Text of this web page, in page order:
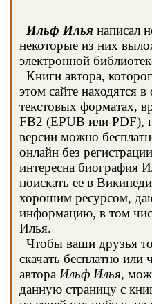
Ильф Илья написал
некоторые из них
электронной
Книги автора,
этом сайте находятся
текстовых форматах,
FB2 (EPUB или PDF),
версии можно
онлайн без
интересна биография
поискать ее в
хорошим ресурсом,
информацию, в том
Илья.
Чтобы ваши друзья
скачать бесплатно или
автора Ильф Илья,
данную страницу с